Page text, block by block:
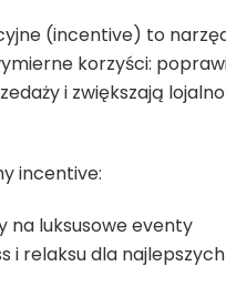
(incentive) to
korzyści:
i zwiększają
incentive:
na luksusowe eventy
i relaksu dla najlepszych